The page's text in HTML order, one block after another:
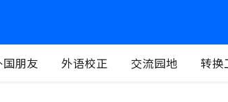
朋友 外语校正 交流园地 转换